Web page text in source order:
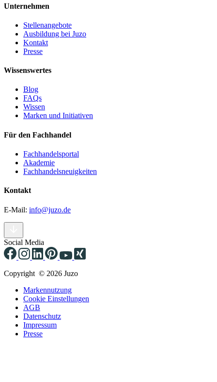
Unternehmen
Stellenangebote
Ausbildung bei Juzo
Kontakt
Presse
Wissenswertes
Blog
FAQs
Wissen
Marken und Initiativen
Für den Fachhandel
Fachhandelsportal
Akademie
Fachhandelsneuigkeiten
Kontakt
E-Mail: info@juzo.de
Social Media
Copyright © 2026 Juzo
Markennutzung
Cookie Einstellungen
AGB
Datenschutz
Impressum
Presse